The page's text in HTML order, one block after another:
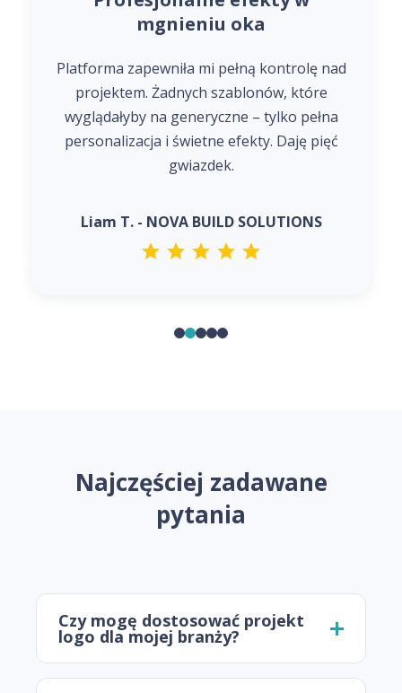
mgnieniu oka
Platforma zapewniła mi pełną kontrolę nad
projektem. Żadnych szablonów, które
wyglądałyby na generyczne – tylko pełna
personalizacja i świetne efekty. Daję pięć
gwiazdek.
Liam T. - NOVA BUILD SOLUTIONS
Najczęściej zadawane
pytania
Czy mogę dostosować projekt
logo dla mojej branży?